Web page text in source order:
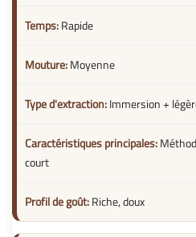
Rapide
Moyenne
Immersion +
court
Riche, doux